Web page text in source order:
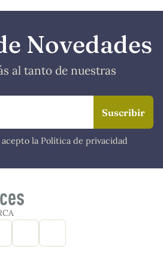
Novedades
al tanto de nuestras
la Política de privacidad